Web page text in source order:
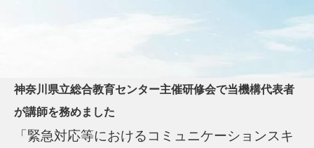
神奈川県立総合教育センター主催研修会で当機構代表者
が講師を務めました
「緊急対応等におけるコミュニケーションスキ